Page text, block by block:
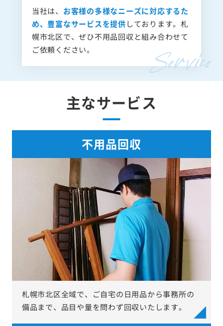
当社は、 お客様の多様なニーズに対応するた
め、豊富なサービスを提供しております。札
幌市北区で、ぜひ不用品回収と組み合わせて
ご依頼ください。
主なサービス
不用品回収
札幌市北区全域で、ご自宅の日用品から事務所の
備品まで、品目や量を問わず回収いたします。